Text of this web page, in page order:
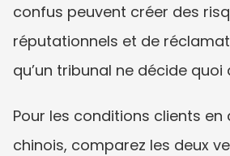
confus peuvent créer des
réputationnels et de
qu’un tribunal ne décide quoi
Pour les conditions clients en
chinois, comparez les deux